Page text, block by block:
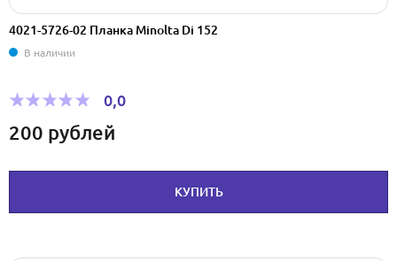
4021-5726-02 Планка Minolta Di 152
В наличии
0,0
200 рублей
КУПИТЬ